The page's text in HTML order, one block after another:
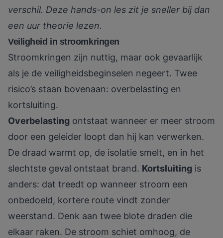
verschil. Deze hands-on les zit je sneller bij dan
een uur theorie lezen.
Veiligheid in stroomkringen
Stroomkringen zijn nuttig, maar ook gevaarlijk
als je de veiligheidsbeginselen negeert. Twee
risico’s staan bovenaan: overbelasting en
kortsluiting.
Overbelasting ontstaat wanneer er meer stroom
door een geleider loopt dan hij kan verwerken.
De draad warmt op, de isolatie smelt, en in het
slechtste geval ontstaat brand. Kortsluiting is
anders: dat treedt op wanneer stroom een
onbedoeld, kortere route vindt zonder
weerstand. Denk aan twee blote draden die
elkaar raken. De stroom schiet omhoog, de